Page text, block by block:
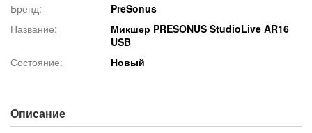
Бренд:
PreSonus
Название:
Микшер PRESONUS StudioLive AR16
USB
Состояние:
Новый
Описание